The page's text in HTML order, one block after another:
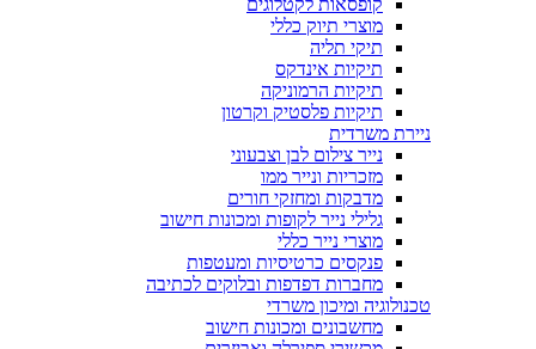
קופסאות לקטלוגים
מוצרי תיוק כללי
תיקי תליה
תיקיות אינדקס
תיקיות הרמוניקה
תיקיות פלסטיק וקרטון
ניירת משרדית
נייר צילום לבן וצבעוני
מזכריות ונייר ממו
מדבקות ומחזקי חורים
גלילי נייר לקופות ומכונות חישוב
מוצרי נייר כללי
פנקסים כרטיסיות ומעטפות
מחברות דפדפות ובלוקים לכתיבה
טכנולוגיה ומיכון משרדי
מחשבונים ומכונות חישוב